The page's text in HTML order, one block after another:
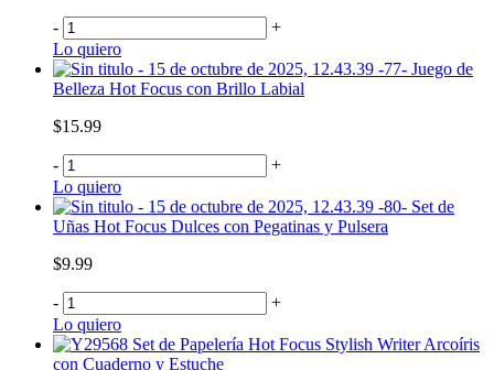
-
+
Lo quiero
Juego de
Belleza Hot Focus con Brillo Labial
$15.99
-
+
Lo quiero
Set de
Uñas Hot Focus Dulces con Pegatinas y Pulsera
$9.99
-
+
Lo quiero
Set de Papelería Hot Focus Stylish Writer Arcoíris
con Cuaderno y Estuche